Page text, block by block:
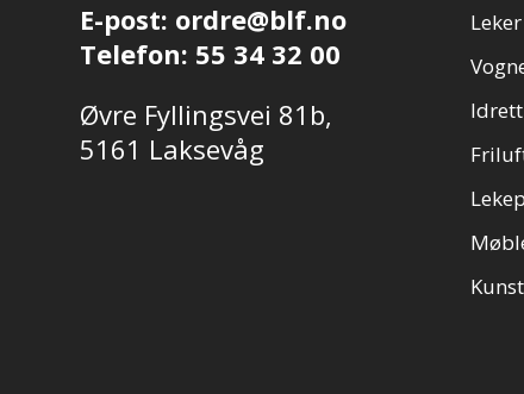
E-post: ordre@blf.no
Telefon: 55 34 32 00
Øvre Fyllingsvei 81b,
5161 Laksevåg
Idrett